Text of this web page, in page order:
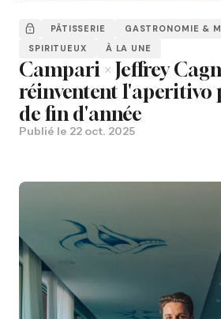
PÂTISSERIE
GASTRONOMIE &
SPIRITUEUX
À LA UNE
Campari × Jeffrey
réinventent l'aperitivo
de fin d'année
Publié le 22 oct. 2025